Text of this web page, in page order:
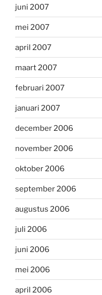
juni 2007
mei 2007
april 2007
maart 2007
februari 2007
januari 2007
december 2006
november 2006
oktober 2006
september 2006
augustus 2006
juli 2006
juni 2006
mei 2006
april 2006